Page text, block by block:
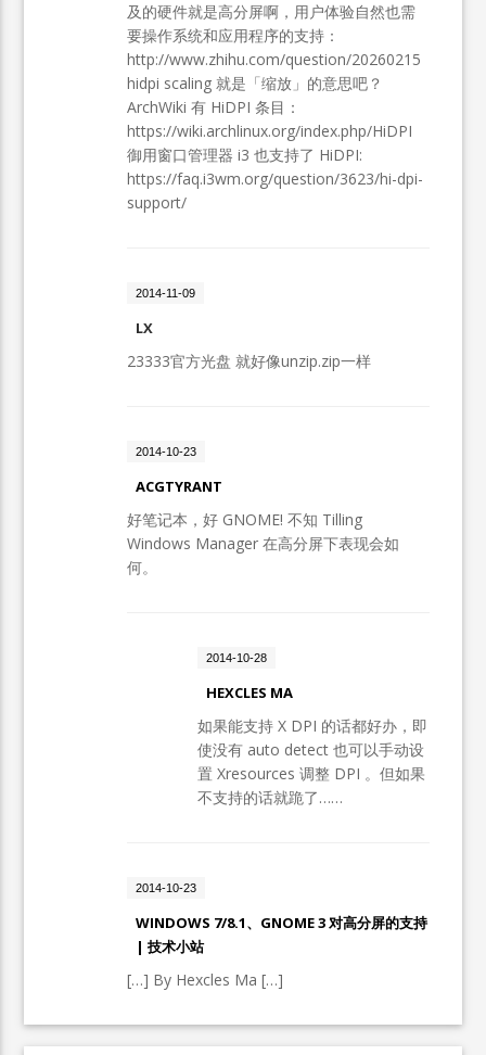
及的硬件就是高分屏啊，用户体验自然也需
要操作系统和应用程序的支持：
http://www.zhihu.com/question/20260215
hidpi scaling 就是「缩放」的意思吧？
ArchWiki 有 HiDPI 条目：
https://wiki.archlinux.org/index.php/HiDPI
御用窗口管理器 i3 也支持了 HiDPI:
https://faq.i3wm.org/question/3623/hi-dpi-
support/
2014-11-09
LX
23333官方光盘 就好像unzip.zip一样
2014-10-23
ACGTYRANT
好笔记本，好 GNOME! 不知 Tilling
Windows Manager 在高分屏下表现会如
何。
2014-10-28
HEXCLES MA
如果能支持 X DPI 的话都好办，即
使没有 auto detect 也可以手动设
置 Xresources 调整 DPI 。但如果
不支持的话就跪了……
2014-10-23
WINDOWS 7/8.1、GNOME 3 对高分屏的支持
| 技术小站
[…] By Hexcles Ma […]